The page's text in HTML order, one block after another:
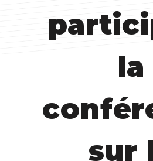
la
sur